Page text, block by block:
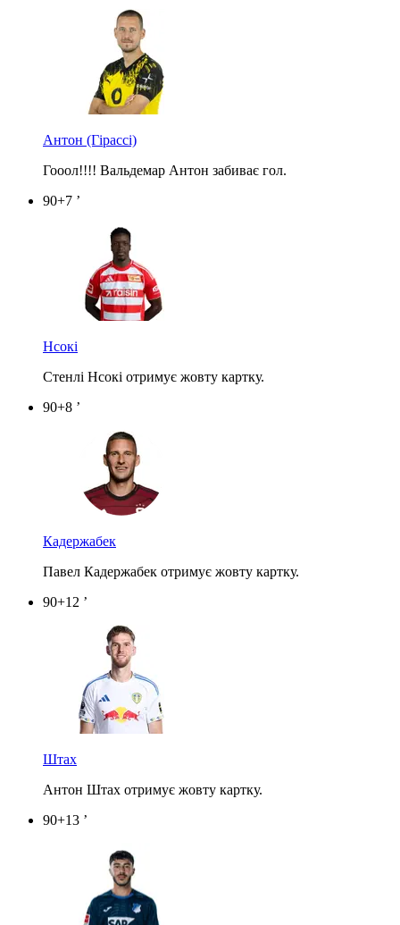
Антон (Гірассі)
Гооол!!!! Вальдемар Антон забиває гол.
90+7 ’
Нсокі
Стенлі Нсокі отримує жовту картку.
90+8 ’
Кадержабек
Павел Кадержабек отримує жовту картку.
90+12 ’
Штах
Антон Штах отримує жовту картку.
90+13 ’